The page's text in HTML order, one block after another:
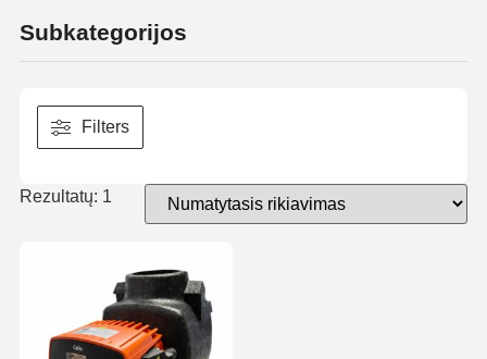
Subkategorijos
Filters
Rezultatų: 1